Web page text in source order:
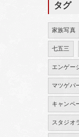
タグ
家族写真
七五三
エンゲー
マツゲパ
キャンペ
スタジオ